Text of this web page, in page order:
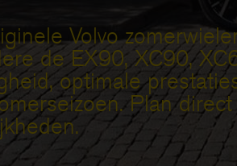
Volvo
de EX90, XC90,
optimale
Plan